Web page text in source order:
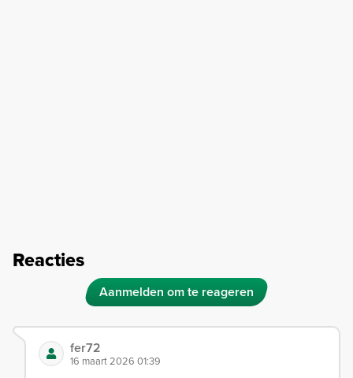
Reacties
Aanmelden om te reageren
fer72
16 maart 2026 01:39